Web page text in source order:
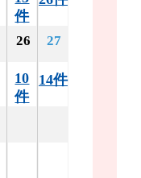
件
26
10
件
27
14件